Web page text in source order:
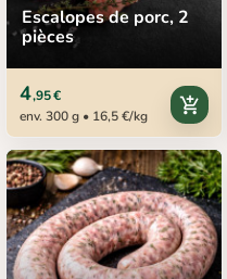
Escalopes de porc, 2
pièces
4,95 €
env. 300 g • 16,5 €/kg
add_shopping_cart